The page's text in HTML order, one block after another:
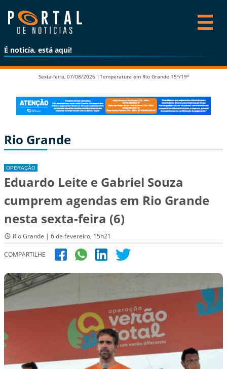
É noticía, está aqui!
Sexta-feira, 07/08/2026 | Temperatura em Rio Grande 15º/19º
Rio Grande
OPERAÇÃO
Eduardo Leite e Gabriel Souza
cumprem agendas em Rio Grande
nesta sexta-feira (6)
Rio Grande | 6 de fevereiro, 15h21
COMPARTILHE